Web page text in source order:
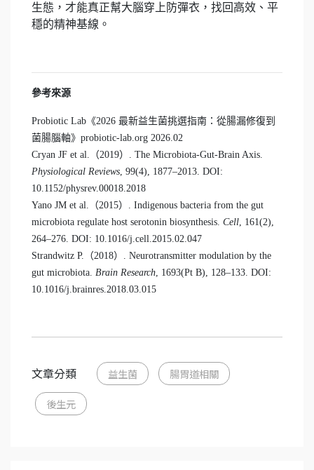
生態，才能真正幫大腦穿上防彈衣，找回高效、平
穩的精神基線。
參考來源
Probiotic Lab《2026 最新益生菌挑選指南：從腸漏修復到
菌腸腦軸》probiotic-lab.org 2026.02
Cryan JF et al.（2019）. The Microbiota-Gut-Brain Axis.
Physiological Reviews , 99(4), 1877–2013. DOI:
10.1152/physrev.00018.2018
Yano JM et al.（2015）. Indigenous bacteria from the gut
microbiota regulate host serotonin biosynthesis. Cell , 161(2),
264–276. DOI: 10.1016/j.cell.2015.02.047
Strandwitz P.（2018）. Neurotransmitter modulation by the
gut microbiota. Brain Research , 1693(Pt B), 128–133. DOI:
10.1016/j.brainres.2018.03.015
文章分類 益生菌 腸胃道相關
後生元